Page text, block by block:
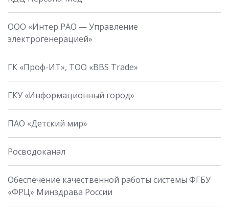
ООО «Интер РАО — Управление
электрогенерацией»
ГК «Проф-ИТ», ТОО «BBS Trade»
ГКУ «Информационный город»
ПАО «Детский мир»
Росводоканал
Обеспечение качественной работы системы ФГБУ
«ФРЦ» Минздрава России